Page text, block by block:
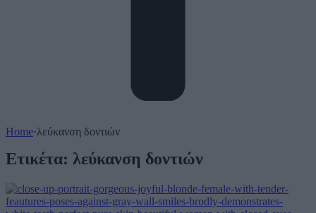
Home·λεύκανση δοντιών
Ετικέτα: λεύκανση δοντιών